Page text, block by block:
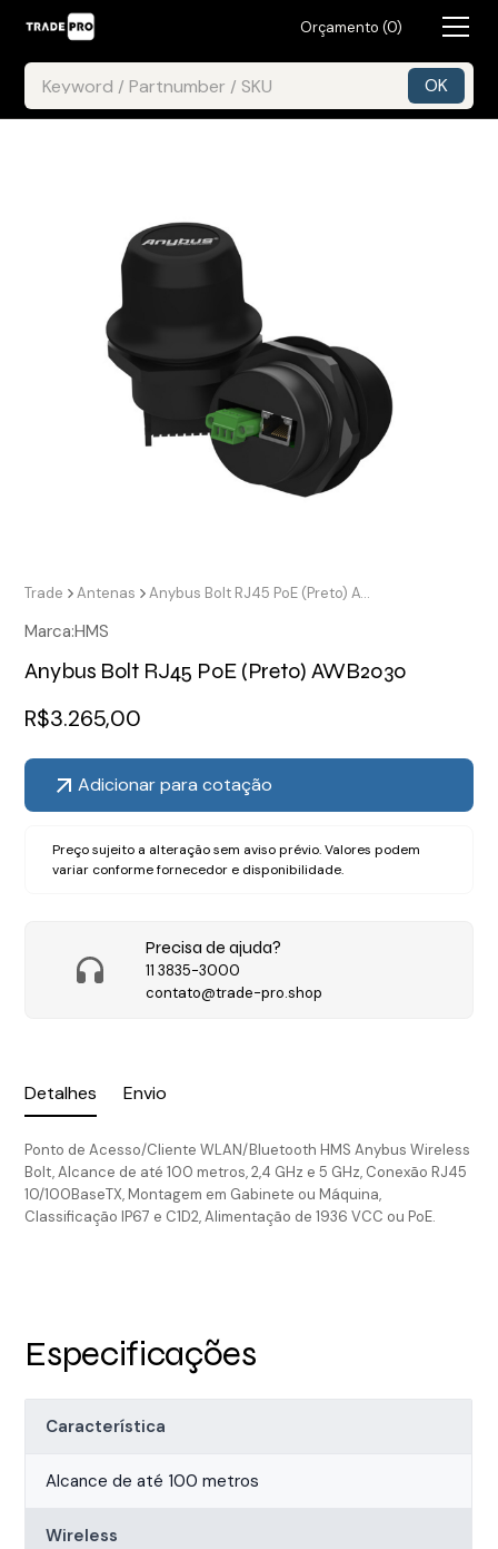
Orçamento (0)
Detalhes Envio
Ponto de Acesso/Cliente WLAN/Bluetooth HMS Anybus Wireless
Bolt, Alcance de até 100 metros, 2,4 GHz e 5 GHz, Conexão RJ45
10/100BaseTX, Montagem em Gabinete ou Máquina,
Classificação IP67 e C1D2, Alimentação de 1936 VCC ou PoE.
Trade Antenas Anybus Bolt RJ45 PoE (Preto) AWB2030
Marca:HMS
Anybus Bolt RJ45 PoE (Preto) AWB2030
R$3.265,00
Adicionar para cotação
Preço sujeito a alteração sem aviso prévio. Valores podem
variar conforme fornecedor e disponibilidade.
Precisa de ajuda?
11 3835-3000
contato@trade-pro.shop
Especificações
Característica
Alcance de até 100 metros
Wireless